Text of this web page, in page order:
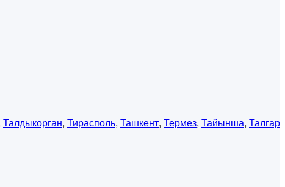
Талдыкорган, Тирасполь, Ташкент, Термез, Тайынша, Талгар